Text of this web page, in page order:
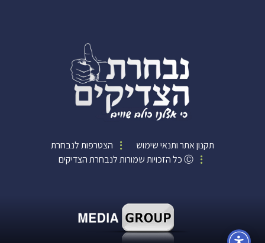
תקנון אתר ותנאי שימוש
הצטרפות לנבחרת
Ⓒ כל הזכויות שמורות לנבחרת הצדיקים